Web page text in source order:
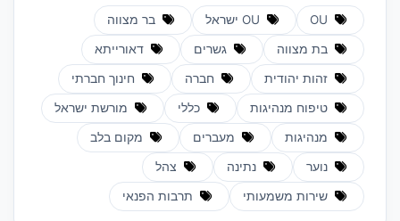
בר מצווה
בת מצווה גשרים דאורייתא
זהות יהודית חברה חינוך חברתי
טיפוח מנהיגות כללי מורשת ישראל
מנהיגות מעברים מקום בלב
נוער נתינה צהל
שירות משמעותי תרבות הפנאי